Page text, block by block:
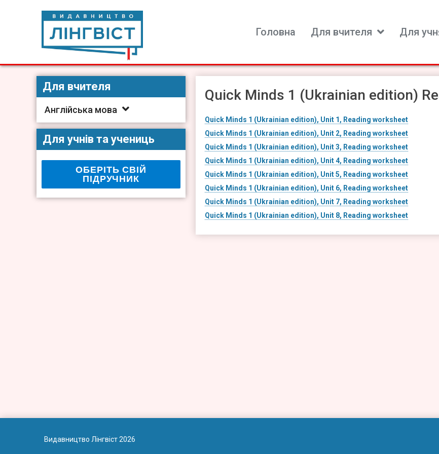
Видавництво Лінгвіст
Видавництво Лінгвіст – адаптація та створення видань для вивчення іноземних мов
Головна Для вчителя Для
Quick Minds 1 (Ukrainian edition)
Quick Minds 1 (Ukrainian edition), Unit 1, Reading worksheet
Quick Minds 1 (Ukrainian edition), Unit 2, Reading worksheet
Quick Minds 1 (Ukrainian edition), Unit 3, Reading worksheet
Quick Minds 1 (Ukrainian edition), Unit 4, Reading worksheet
Quick Minds 1 (Ukrainian edition), Unit 5, Reading worksheet
Quick Minds 1 (Ukrainian edition), Unit 6, Reading worksheet
Quick Minds 1 (Ukrainian edition), Unit 7, Reading worksheet
Quick Minds 1 (Ukrainian edition), Unit 8, Reading worksheet
Для вчителя
Англійська мова
Для учнів та учениць
ОБЕРІТЬ СВІЙ
ПІДРУЧНИК
Видавництво Лінгвіст 2026